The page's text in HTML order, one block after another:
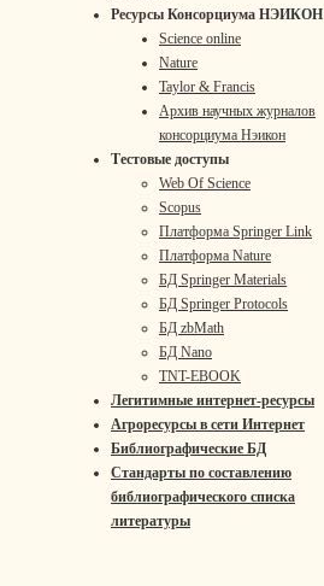
Ресурсы Консорциума НЭИКОН
Science online
Nature
Taylor & Francis
Архив научных журналов
консорциума Нэикон
Тестовые доступы
Web Of Science
Scopus
Платформа Springer Link
Платформа Nature
БД Springer Materials
БД Springer Protocols
БД zbMath
БД Nano
TNT-EBOOK
Легитимные интернет-ресурсы
Агроресурсы в сети Интернет
Библиографические БД
Стандарты по составлению
библиографического списка
литературы